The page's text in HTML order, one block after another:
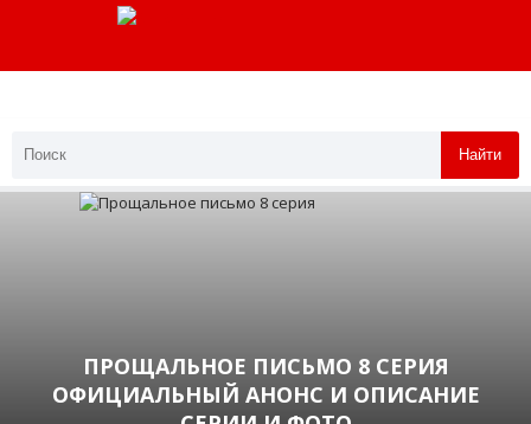
Найти
ПРОЩАЛЬНОЕ ПИСЬМО 8 СЕРИЯ
ОФИЦИАЛЬНЫЙ АНОНС И ОПИСАНИЕ